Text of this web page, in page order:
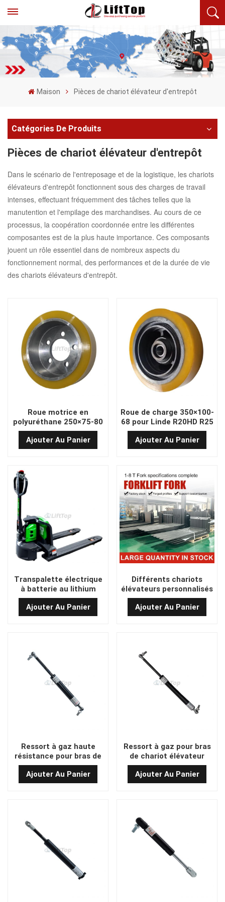
Maison Pièces de chariot élévateur d'entrepôt
Catégories De Produits
Pièces de chariot élévateur d'entrepôt
Dans le scénario de l'entreposage et de la logistique, les chariots
élévateurs d'entrepôt fonctionnent sous des charges de travail
intenses, effectuant fréquemment des tâches telles que la
manutention et l'empilage des marchandises. Au cours de ce
processus, la coopération coordonnée entre les différentes
composantes est de la plus haute importance. Ces composants
jouent un rôle essentiel dans de nombreux aspects du
fonctionnement normal, des performances et de la durée de vie
des chariots élévateurs d'entrepôt.
Roue motrice en
polyuréthane 250×75-80
à 5 trous pour chariots
élévateurs électriques
BT Jungheinrich Crown
Ajouter Au Panier
Roue de charge 350×100-
68 pour Linde R20HD R25
STILL FM-X 20
Ajouter Au Panier
Transpalette électrique
à batterie au lithium
CBD15-N1D2L de 1,5
tonne pour la
manutention de
Ajouter Au Panier
Différents chariots
élévateurs personnalisés
Prix d'usine fourches de
chariot élévateur en gros
Ajouter Au Panier
Ressort à gaz haute
résistance pour bras de
chariot élévateur Q19-
282*90*750N
Ajouter Au Panier
Ressort à gaz pour bras
de chariot élévateur
haute capacité Q19-325
x 100 x 800 N
Ajouter Au Panier